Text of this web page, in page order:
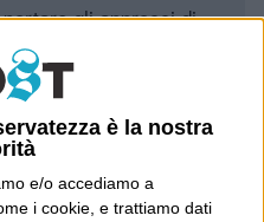
è la nostra
e/o accediamo a
i cookie, e trattiamo dati
gli approcci di
più grande.
diventato anche altro:
prosegue da oltre 16
lo apprezza e lo